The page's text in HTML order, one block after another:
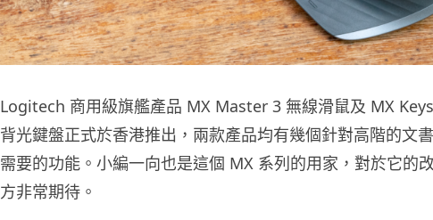
Logitech 商用級旗艦產品 MX Master 3 無線滑鼠及 MX
背光鍵盤正式於香港推出，兩款產品均有幾個針對高階的文
需要的功能。小編一向也是這個 MX 系列的用家，對於它的
方非常期待。